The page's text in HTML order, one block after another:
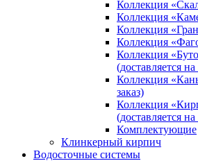
Коллекция
Коллекция
Коллекция
Коллекция
Коллекция
(доставляется на
Коллекция
заказ)
Коллекция
(доставляется на
Комплектующие
Клинкерный кирпич
Водосточные системы